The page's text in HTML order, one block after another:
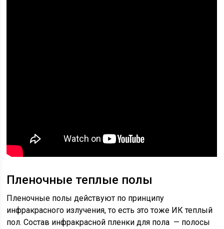
Пленочные теплые полы
Пленочные полы действуют по принципу
инфракрасного излучения, то есть это тоже ИК теплый
пол. Состав инфракрасной пленки для пола — полосы